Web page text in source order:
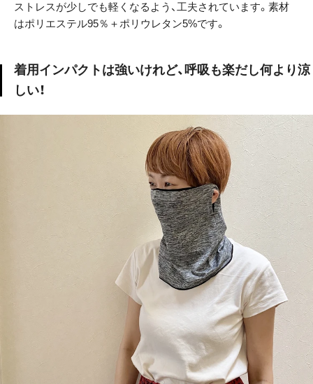
ストレスが少しでも軽くなるよう、工夫されています。素材
はポリエステル95％＋ポリウレタン5%です。
着用インパクトは強いけれど、呼吸も楽だし何より涼
しい！